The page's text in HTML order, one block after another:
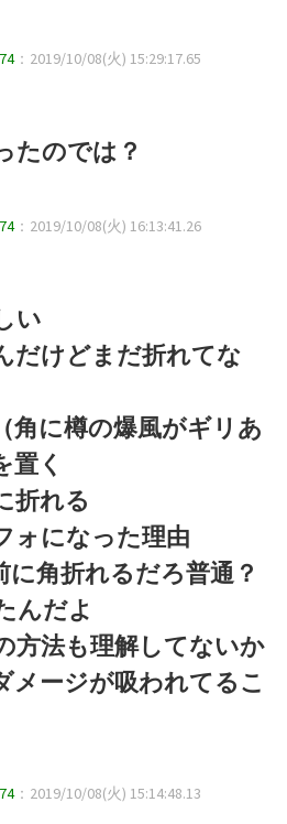
：2019/10/08(火) 15:29:17.65
たのでは？
：2019/10/08(火) 16:13:41.26
い
だけどまだ折れてな
角に樽の爆風がギリあ
置く
折れる
ォになった理由
角折れるだろ普通？
んだよ
方法も理解してないか
メージが吸われてるこ
：2019/10/08(火) 15:14:48.13